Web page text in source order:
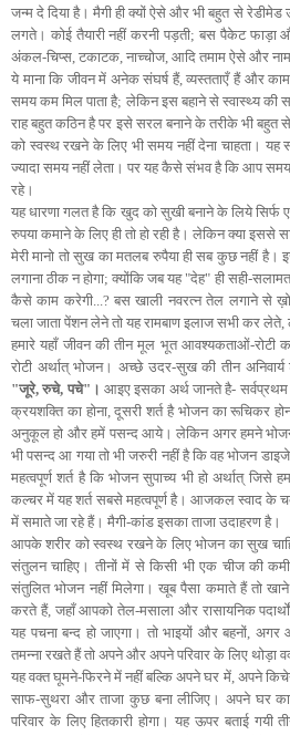
जन्म दे दिया है। मैगी ही क्यों ऐसे और भी बहुत से रेडीमेड
लगते। कोई तैयारी नहीं करनी पड़ती; बस पैकेट
अंकल-चिप्स, टकाटक, नाच्चोज, आदि तमाम ऐसे और नाम
ये माना कि जीवन में अनेक संघर्ष हैं, व्यस्तताएँ हैं और
समय कम मिल पाता है; लेकिन इस बहाने से स्वास्थ्य की
राह बहुत कठिन है पर इसे सरल बनाने के तरीके भी बहुत
को स्वस्थ रखने के लिए भी समय नहीं देना चाहता। यह
ज्यादा समय नहीं लेता। पर यह कैसे संभव है कि आप
रहे।
यह धारणा गलत है कि खुद को सुखी बनाने के लिये सिर्फ
रुपया कमाने के लिए ही तो हो रही है। लेकिन क्या इससे
मेरी मानो तो सुख का मतलब रुपैया ही सब कुछ नहीं है।
लगाना ठीक न होगा; क्योंकि जब यह "देह" ही सही-सलामत
कैसे काम करेगी...? बस खाली नवरत्न तेल लगाने से
चला जाता पेंशन लेने तो यह रामबाण इलाज सभी कर
हमारे यहाँ जीवन की तीन मूल भूत आवश्यकताओं-रोटी
रोटी अर्थात् भोजन। अच्छे उदर-सुख की तीन
"जूरे, रुचे, पचे"। आइए इसका अर्थ जानते है- सर्वप्रथम
क्रयशक्ति का होना, दूसरी शर्त है भोजन का रूचिकर
अनुकूल हो और हमें पसन्द आये। लेकिन अगर हमने भोजन
भी पसन्द आ गया तो भी जरुरी नहीं है कि वह भोजन
महत्वपूर्ण शर्त है कि भोजन सुपाच्य भी हो अर्थात्
कल्चर में यह शर्त सबसे महत्वपूर्ण है। आजकल स्वाद के
में समाते जा रहे हैं। मैगी-कांड इसका ताजा उदाहरण है।
आपके शरीर को स्वस्थ रखने के लिए भोजन का सुख
संतुलन चाहिए। तीनों में से किसी भी एक चीज की कमी
संतुलित भोजन नहीं मिलेगा। खूब पैसा कमाते हैं तो
करते हैं, जहाँ आपको तेल-मसाला और रासायनिक
यह पचना बन्द हो जाएगा। तो भाइयों और बहनों,
तमन्ना रखते हैं तो अपने और अपने परिवार के लिए थोड़ा
यह वक्त घूमने-फिरने में नहीं बल्कि अपने घर में, अपने
साफ-सुथरा और ताजा कुछ बना लीजिए। अपने घर
परिवार के लिए हितकारी होगा। यह ऊपर बताई गयी